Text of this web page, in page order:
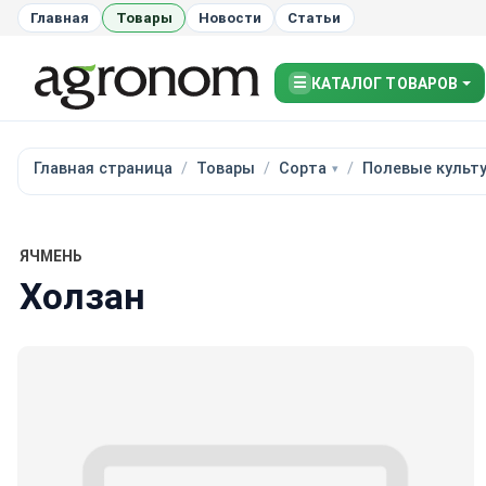
Главная Товары Новости Статьи
☰ КАТАЛОГ ТОВАРОВ
Главная страница Товары Сорта Полевые
ЯЧМЕНЬ
Холзан